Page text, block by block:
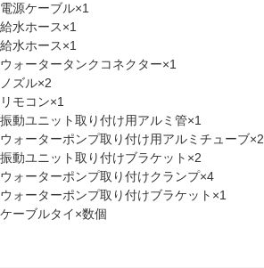
電源ケーブル×1
給水ホース×1
給水ホース×1
ウォータータンクコネクター×1
ノズル×2
リモコン×1
振動ユニット取り付け用アルミ管×1
ウォーターポンプ取り付け用アルミチューブ×2
振動ユニット取り付けブラケット×2
ウォーターポンプ取り付けクランプ×4
ウォーターポンプ取り付けブラケット×1
ケーブルタイ×数個